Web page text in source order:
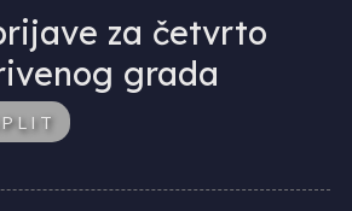
za četvrto
grada